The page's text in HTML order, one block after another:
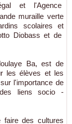
et l'Agence
muraille verte
scolaires et
Diobass et de
Ba, est de
les élèves et les
l'importance de
des liens socio -
des cultures